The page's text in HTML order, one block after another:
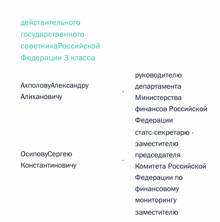
действительного
государственного
советникаРоссийской
Федерации 3 класса
АхполовуАлександру
Алихановичу
-
руководителю
департамента
Министерства
финансов Российской
Федерации
ОсиповуСергею
Константиновичу
-
статс-секретарю -
заместителю
председателя
Комитета Российской
Федерации по
финансовому
мониторингу
заместителю